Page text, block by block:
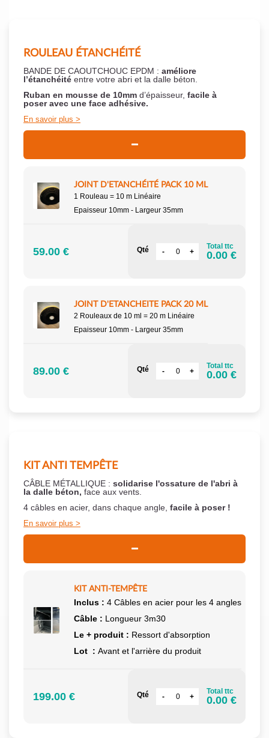
ROULEAU ÉTANCHÉITÉ
BANDE DE CAOUTCHOUC EPDM : améliore
l’étanchéité entre votre abri et la dalle béton.
Ruban en mousse de 10mm d’épaisseur, facile à
poser avec une face adhésive.
En savoir plus
JOINT D'ETANCHÉITÉ PACK 10 ML
1 Rouleau = 10 m Linéaire
Epaisseur 10mm - Largeur 35mm
59.00 € Qté Total ttc
0.00 €
JOINT D'ETANCHEITE PACK 20 ML
2 Rouleaux de 10 ml = 20 m Linéaire
Epaisseur 10mm - Largeur 35mm
89.00 € Qté Total ttc
0.00 €
KIT ANTI TEMPÊTE
CÂBLE MÉTALLIQUE : solidarise l'ossature de l'abri à
la dalle béton, face aux vents.
4 câbles en acier, dans chaque angle, facile à poser !
En savoir plus
KIT ANTI-TEMPÊTE
Inclus : 4 Câbles en acier pour les 4 angles
Câble : Longueur 3m30
Le + produit : Ressort d'absorption
Lot : Avant et l'arrière du produit
199.00 € Qté Total ttc
0.00 €